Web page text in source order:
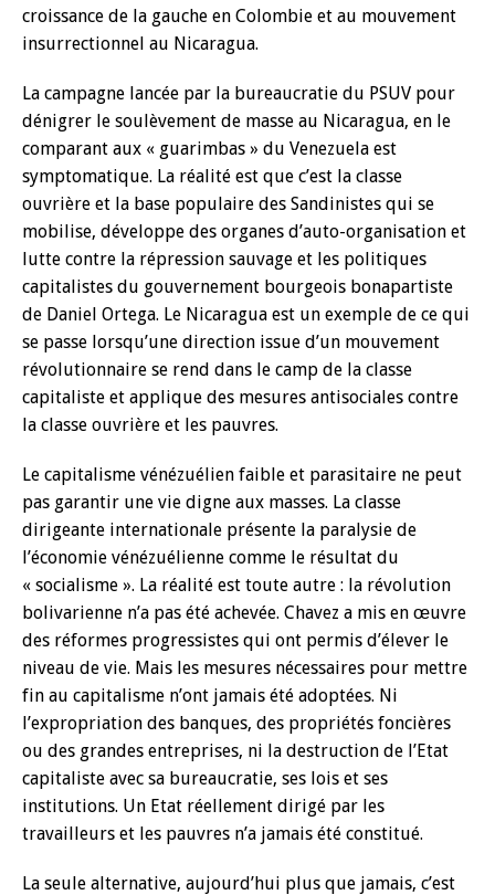
croissance de la gauche en Colombie et au mouvement
insurrectionnel au Nicaragua.
La campagne lancée par la bureaucratie du PSUV pour
dénigrer le soulèvement de masse au Nicaragua, en le
comparant aux « guarimbas » du Venezuela est
symptomatique. La réalité est que c’est la classe
ouvrière et la base populaire des Sandinistes qui se
mobilise, développe des organes d’auto-organisation et
lutte contre la répression sauvage et les politiques
capitalistes du gouvernement bourgeois bonapartiste
de Daniel Ortega. Le Nicaragua est un exemple de ce qui
se passe lorsqu’une direction issue d’un mouvement
révolutionnaire se rend dans le camp de la classe
capitaliste et applique des mesures antisociales contre
la classe ouvrière et les pauvres.
Le capitalisme vénézuélien faible et parasitaire ne peut
pas garantir une vie digne aux masses. La classe
dirigeante internationale présente la paralysie de
l’économie vénézuélienne comme le résultat du
« socialisme ». La réalité est toute autre : la révolution
bolivarienne n’a pas été achevée. Chavez a mis en œuvre
des réformes progressistes qui ont permis d’élever le
niveau de vie. Mais les mesures nécessaires pour mettre
fin au capitalisme n’ont jamais été adoptées. Ni
l’expropriation des banques, des propriétés foncières
ou des grandes entreprises, ni la destruction de l’Etat
capitaliste avec sa bureaucratie, ses lois et ses
institutions. Un Etat réellement dirigé par les
travailleurs et les pauvres n’a jamais été constitué.
La seule alternative, aujourd’hui plus que jamais, c’est